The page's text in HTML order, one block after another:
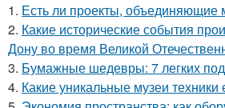
1. Есть ли проекты, объединяющие
2. Какие исторические события
Дону во время Великой
3. Бумажные шедевры: 7 легких
4. Какие уникальные музеи техники